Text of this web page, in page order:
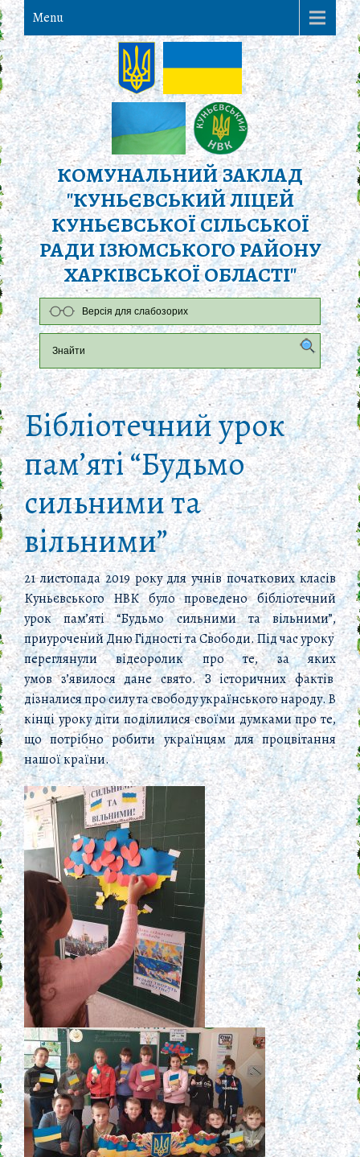
Menu
КОМУНАЛЬНИЙ ЗАКЛАД
"КУНЬЄВСЬКИЙ ЛІЦЕЙ
КУНЬЄВСЬКОЇ СІЛЬСЬКОЇ
РАДИ ІЗЮМСЬКОГО РАЙОНУ
ХАРКІВСЬКОЇ ОБЛАСТІ"
Версія для слабозорих
Бібліотечний урок
пам’яті “Будьмо
сильними та
вільними”
21 листопада 2019 року для учнів початкових класів
Куньєвського НВК було проведено бібліотечний
урок пам’яті “Будьмо сильними та вільними”,
приурочений Дню Гідності та Свободи. Під час уроку
переглянули відеоролик про те, за яких
умов з’явилося дане свято. З історичних фактів
дізналися про силу та свободу українського народу. В
кінці уроку діти поділилися своїми думками про те,
що потрібно робити українцям для процвітання
нашої країни.